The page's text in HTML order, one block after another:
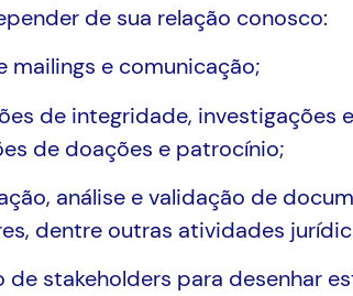
de sua relação conosco:
mailings e comunicação;
de integridade, investigações
de doações e patrocínio;
análise e validação de
dentre outras atividades
de stakeholders para desenhar